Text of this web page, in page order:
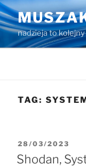
Przejdź
do
treścinadzieja to
TAG:
OPUBLIKOWANE
W
28/03/2023
Shodan,